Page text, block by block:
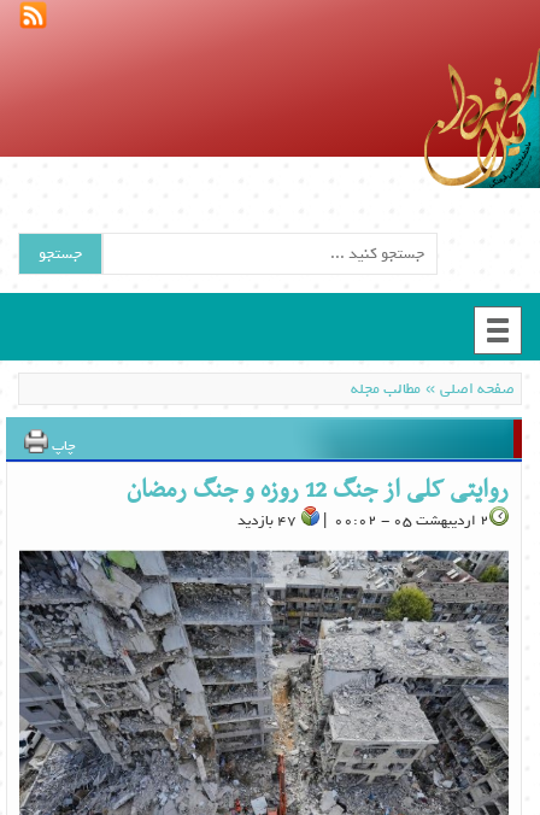
جستجو
صفحه اصلی»مطالب مجله
چاپ
روایتی کلی از جنگ 12 روزه و جنگ رمضان
2 اردیبهشت 05 - 00:02 |